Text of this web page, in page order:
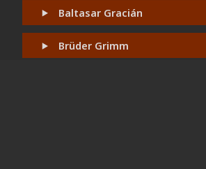
Baltasar Gracián
Brüder Grimm